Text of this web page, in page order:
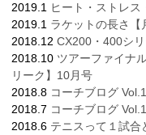
2019.1 ヒート・ストレ
2019.1 ラケットの長さ【
2018.12 CX200・400シ
2018.10 ツアーファイナ
リーク】10月号
2018.8 コーチブログ
2018.7 コーチブログ
2018.6 テニスって１試合